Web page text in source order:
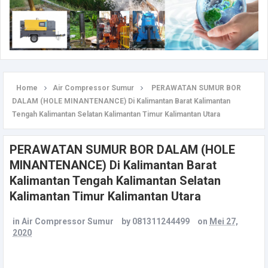
Home Air Compressor Sumur
PERAWATAN SUMUR BOR
DALAM (HOLE MINANTENANCE) Di Kalimantan Barat Kalimantan
Tengah Kalimantan Selatan Kalimantan Timur Kalimantan Utara
PERAWATAN SUMUR BOR DALAM (HOLE
MINANTENANCE) Di Kalimantan Barat
Kalimantan Tengah Kalimantan Selatan
Kalimantan Timur Kalimantan Utara
in Air Compressor Sumur by 081311244499 on Mei 27,
2020